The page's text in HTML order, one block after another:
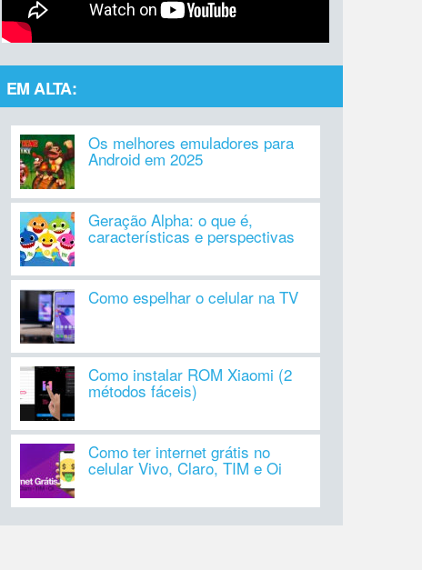
EM ALTA:
Os melhores emuladores para
Android em 2025
Geração Alpha: o que é,
características e perspectivas
Como espelhar o celular na TV
Como instalar ROM Xiaomi (2
métodos fáceis)
Como ter internet grátis no
celular Vivo, Claro, TIM e Oi